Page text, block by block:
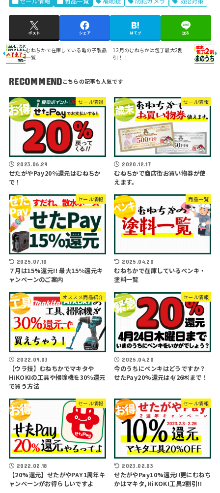
ポスト シェア はてブ 送る
むねちかで在庫している亀の子製品
一覧
12月のむねちかは包丁最大2割
引！！
RECOMMEND
セール情報
2023.06.29
せたがやPay20％還元はむねちか
で！
セール情報
2020.12.17
むねちかで商店街お買い物券が使
えます。
セール情報
2025.07.10
７月は15%還元!! 最大15％還元キ
ャンペーンのご案内
商品一覧
2025.04.20
むねちかで在庫しているペンキ・
塗料一覧
オススメ商品紹介
2022.09.03
【ウラ技】むねちかでマキタや
HiKOKIの工具や掃除機を30％還元
で買う方法
セール情報
2025.04.20
今のうちにペンキはどうですか？
せたPay20%還元は4/26㈭まで！
セール情報
2022.02.18
【20%還元】せたがやPAY1周年キ
ャンペーンがお得らしいですよ
セール情報
2023.02.03
せたがやPay10%還元!!更にむねち
かはマキタ,HiKOKI工具2割引!!